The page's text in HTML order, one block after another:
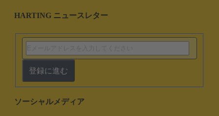
HARTING ニュースレター
登録に進む
ソーシャルメディア